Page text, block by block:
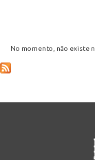
No momento, não existe